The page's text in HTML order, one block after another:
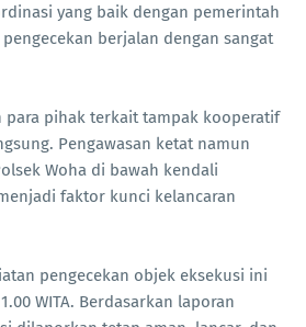
yang baik dengan pemerintah
berjalan dengan sangat
para pihak terkait tampak kooperatif
Pengawasan ketat namun
Woha di bawah kendali
faktor kunci kelancaran
pengecekan objek eksekusi ini
WITA. Berdasarkan laporan